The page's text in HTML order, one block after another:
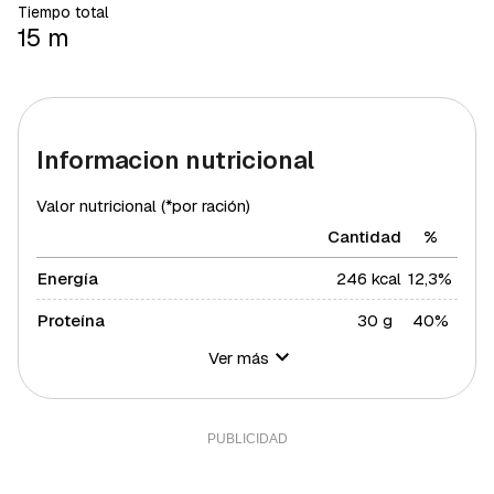
Tiempo total
15 m
Informacion nutricional
Valor nutricional (*por ración)
Cantidad
%
Energía
246 kcal 12,3%
Proteína
30 g
40%
Azúcares
1 g
2%
Ver más